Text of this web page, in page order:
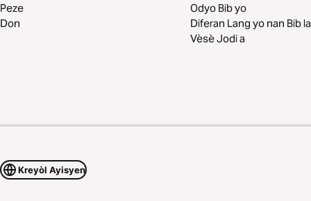
Peze
Don
Odyo Bib yo
Diferan Lang yo nan Bib la
Vèsè Jodi a
Kreyòl Ayisyen